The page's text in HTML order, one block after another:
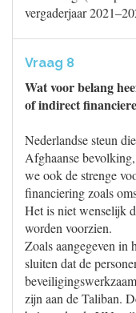
vergaderjaar
Vraag 8
Wat voor belang
of indirect
Nederlandse steun
Afghaanse
we ook de strenge
financiering zoals
Het is niet wenselijk
worden voorzien.
Zoals aangegeven in
sluiten dat de
zijn aan de Taliban.